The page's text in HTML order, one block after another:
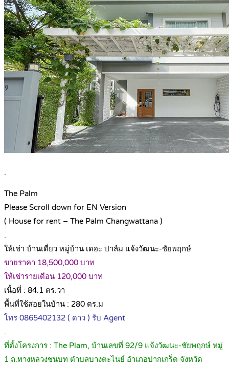
.
The Palm
Please Scroll down for EN Version
( House for rent – The Palm Changwattana )
.
ให้เช่า บ้านเดี่ยว หมู่บ้าน เดอะ ปาล์ม แจ้งวัฒนะ-ชัยพฤกษ์
ขายราคา 18,500,000 บาท
ให้เช่ารายเดือน 120,000 บาท
เนื้อที่ : 84.1 ตร.วา
พื้นที่ใช้สอยในบ้าน : 280 ตร.ม
โทร 0865402132 ( ดาว ) รับ Agent
.
ที่ตั้งโครงการ : The Plam, บ้านเลขที่ 92/9 แจ้งวัฒนะ-ชัยพฤกษ์ หมู่
1 ถ.ทางหลวงชนบท ตำบลบางตะไนย์ อำเภอปากเกร็ด จังหวัด